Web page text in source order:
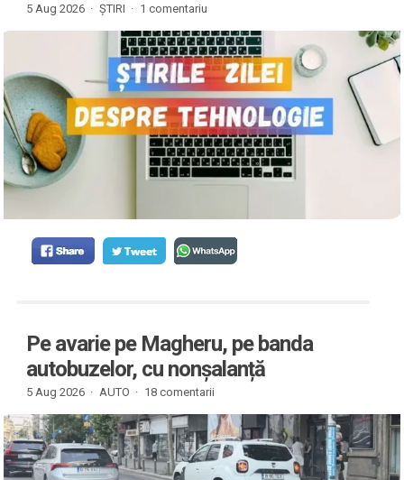
5 Aug 2026 · ȘTIRI · 1 comentariu
Pe avarie pe Magheru, pe banda
autobuzelor, cu nonșalanță
5 Aug 2026 · AUTO · 18 comentarii